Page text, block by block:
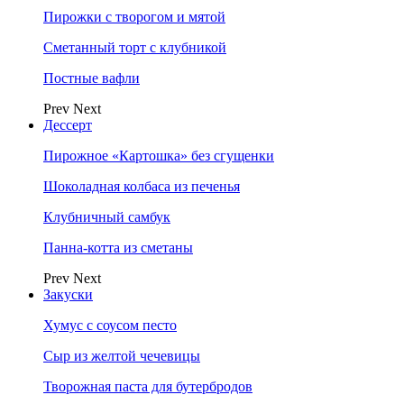
Пирожки с творогом и мятой
Сметанный торт с клубникой
Постные вафли
Prev Next
Дессерт
Пирожное «Картошка» без сгущенки
Шоколадная колбаса из печенья
Клубничный самбук
Панна-котта из сметаны
Prev Next
Закуски
Хумус с соусом песто
Сыр из желтой чечевицы
Творожная паста для бутербродов